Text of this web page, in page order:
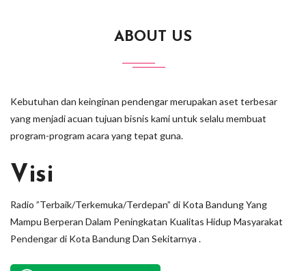
ABOUT US
Kebutuhan dan keinginan pendengar merupakan aset terbesar
yang menjadi acuan tujuan bisnis kami untuk selalu membuat
program-program acara yang tepat guna.
Visi
Radio ”Terbaik/Terkemuka/Terdepan” di Kota Bandung Yang
Mampu Berperan Dalam Peningkatan Kualitas Hidup Masyarakat
Pendengar di Kota Bandung Dan Sekitarnya .